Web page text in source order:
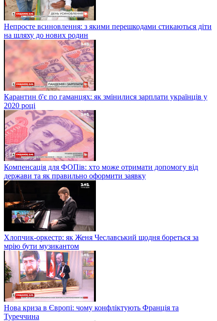
Непросте всиновлення: з якими перешкодами стикаються діти
на шляху до нових родин
Карантин б'є по гаманцях: як змінилися зарплати українців у
2020 році
Компенсація для ФОПів: хто може отримати допомогу від
держави та як правильно оформити заявку
Хлопчик-оркестр: як Женя Чеславський щодня бореться за
мрію бути музикантом
Нова криза в Європі: чому конфліктують Франція та
Туреччина